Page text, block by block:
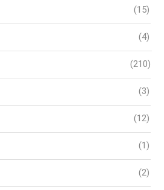
(15)
(4)
(210)
(3)
(12)
(1)
(2)